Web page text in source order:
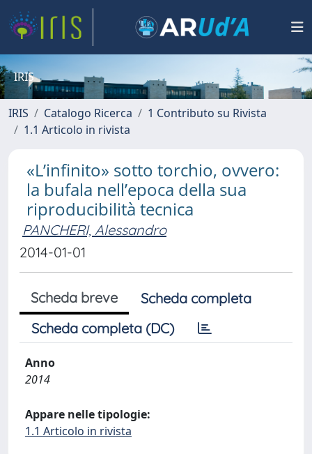
IRIS
IRIS Catalogo Ricerca
1 Contributo su Rivista
1.1 Articolo in rivista
«L’infinito» sotto torchio, ovvero:
la bufala nell’epoca della sua
riproducibilità tecnica
PANCHERI, Alessandro
2014-01-01
Scheda breve
Scheda completa
Scheda completa (DC)
Anno
2014
Appare nelle tipologie:
1.1 Articolo in rivista